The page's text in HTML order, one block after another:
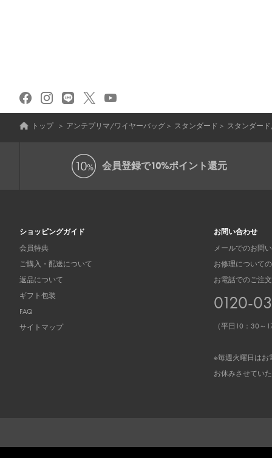
トップ ＞ アンテプリマ/ワイヤーバッグ＞ スタンダード ＞ スタンダー
会員登録で10%ポイント還元
ショッピングガイド
会員特典
ご購入・配送について
返品について
ギフト包装
FAQ
サイトマップ
お問い合わせ
メールでのお問
お修理について
お電話でのご注
0120-
（平日10：30～
※毎週火曜日はお
お休みさせてい